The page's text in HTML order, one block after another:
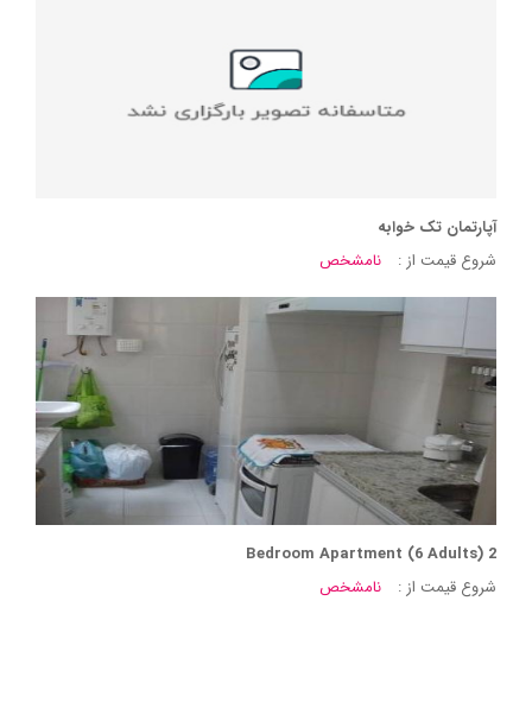
آپارتمان تک خوابه
شروع قیمت از :
نامشخص
2 Bedroom Apartment (6 Adults)
شروع قیمت از :
نامشخص